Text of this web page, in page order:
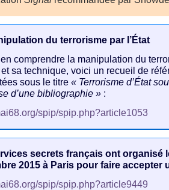
du terrorisme par l’État
comprendre la manipulation du
sa technique, voici un recueil de
sous le titre« Terrorisme d’État
d’une bibliographie » :
spip/spip.php?article1053
secrets français ont organisé
2015 à Paris pour faire accepter
spip/spip.php?article9449